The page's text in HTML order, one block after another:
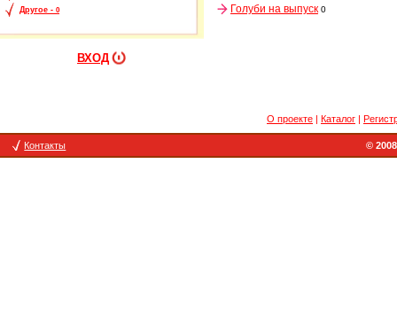
Другое - 0
ВХОД
Голуби на выпуск 0
О проекте Каталог
Контакты ©